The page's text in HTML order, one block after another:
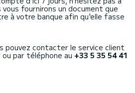
fournirons un document que
à votre banque afin qu'elle fasse
pouvez contacter le service client
ou par téléphone au +33 5 35 54 41